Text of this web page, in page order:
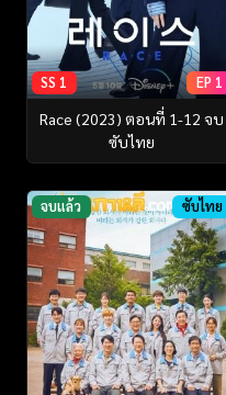
SS 1 EP 1
Race (2023) ตอนที่ 1-12 จบ
ซับไทย
จบแล้ว ซับไทย